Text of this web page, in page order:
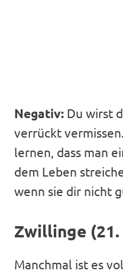
Negativ: Du wirst
verrückt
lernen, dass man
dem Leben
wenn sie dir nicht
Zwillinge (21.
Manchmal ist es